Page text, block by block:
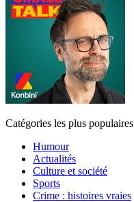
Catégories les plus populaires
Humour
Actualités
Culture et société
Sports
Crime : histoires vraies